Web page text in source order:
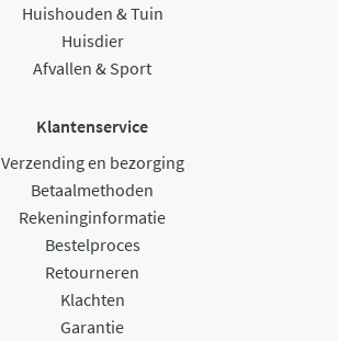
Huishouden & Tuin
Huisdier
Afvallen & Sport
Klantenservice
Verzending en bezorging
Betaalmethoden
Rekeninginformatie
Bestelproces
Retourneren
Klachten
Garantie